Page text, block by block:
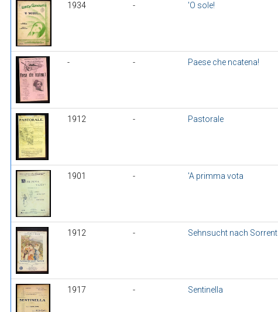
1934 - 'O sole!
- - Paese che ncatena!
1912 - Pastorale
1901 - 'A primma vota
1912 - Sehnsucht nach Sorrent
1917 - Sentinella